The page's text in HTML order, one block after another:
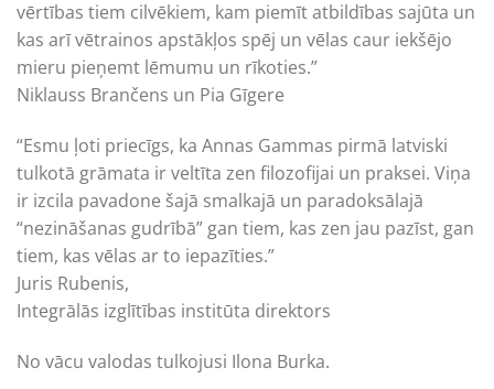
vērtības tiem cilvēkiem, kam piemīt atbildības sajūta un
kas arī vētrainos apstākļos spēj un vēlas caur iekšējo
mieru pieņemt lēmumu un rīkoties.”
Niklauss Brančens un Pia Gīgere
“Esmu ļoti priecīgs, ka Annas Gammas pirmā latviski
tulkotā grāmata ir veltīta zen filozofijai un praksei. Viņa
ir izcila pavadone šajā smalkajā un paradoksālajā
“nezināšanas gudrībā” gan tiem, kas zen jau pazīst, gan
tiem, kas vēlas ar to iepazīties.”
Juris Rubenis,
Integrālās izglītības institūta direktors
No vācu valodas tulkojusi Ilona Burka.